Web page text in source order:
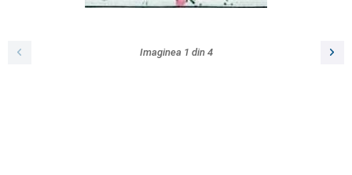
Imaginea 1 din 4